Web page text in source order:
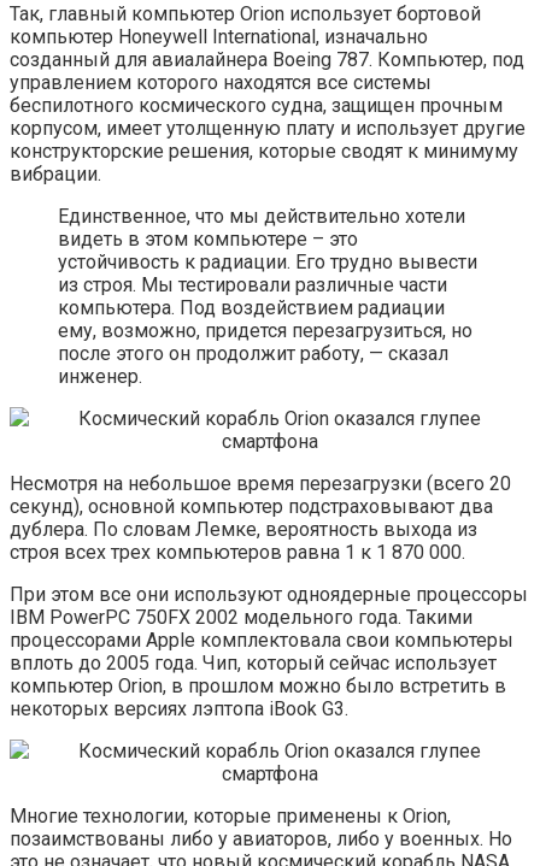
Так, главный компьютер Orion использует бортовой
компьютер Honeywell International, изначально
созданный для авиалайнера Boeing 787. Компьютер, под
управлением которого находятся все системы
беспилотного космического судна, защищен прочным
корпусом, имеет утолщенную плату и использует другие
конструкторские решения, которые сводят к минимуму
вибрации.
Единственное, что мы действительно хотели
видеть в этом компьютере – это
устойчивость к радиации. Его трудно вывести
из строя. Мы тестировали различные части
компьютера. Под воздействием радиации
ему, возможно, придется перезагрузиться, но
после этого он продолжит работу, — сказал
инженер.
Несмотря на небольшое время перезагрузки (всего 20
секунд), основной компьютер подстраховывают два
дублера. По словам Лемке, вероятность выхода из
строя всех трех компьютеров равна 1 к 1 870 000.
При этом все они используют одноядерные процессоры
IBM PowerPC 750FX 2002 модельного года. Такими
процессорами Apple комплектовала свои компьютеры
вплоть до 2005 года. Чип, который сейчас использует
компьютер Orion, в прошлом можно было встретить в
некоторых версиях лэптопа iBook G3.
Многие технологии, которые применены к Orion,
позаимствованы либо у авиаторов, либо у военных. Но